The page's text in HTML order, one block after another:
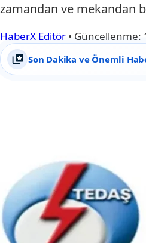
zamandan ve mekandan
HaberX Editör • Güncellenme:
Son Dakika ve Önemli